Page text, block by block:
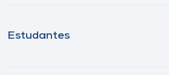
Estudantes